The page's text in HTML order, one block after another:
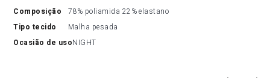
composição
78% poliamida 22% elastano
tipo tecido
Malha pesada
ocasião de usoNIGHT